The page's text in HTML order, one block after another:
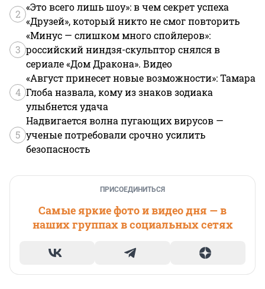
2
«Это всего лишь шоу»: в чем секрет успеха
«Друзей», который никто не смог повторить
3
«Минус — слишком много спойлеров»:
российский ниндзя-скульптор снялся в
сериале «Дом Дракона». Видео
4
«Август принесет новые возможности»: Тамара
Глоба назвала, кому из знаков зодиака
улыбнется удача
5
Надвигается волна пугающих вирусов —
ученые потребовали срочно усилить
безопасность
ПРИСОЕДИНИТЬСЯ
Самые яркие фото и видео дня — в
наших группах в социальных сетях